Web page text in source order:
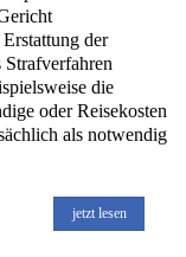
der
die
oder Reisekosten
als notwendig
jetzt lesen